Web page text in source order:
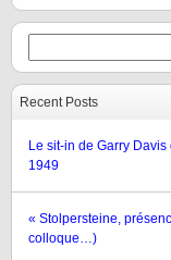
Recent Posts
Le sit-in de Garry
1949
« Stolpersteine,
colloque…)